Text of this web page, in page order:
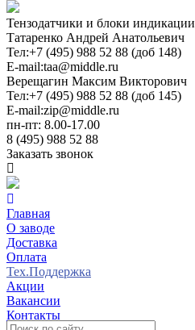
Тензодатчики и блоки индикации
Татаренко Андрей Анатольевич
Тел:+7 (495) 988 52 88 (доб 148)
E-mail:taa@middle.ru
Верещагин Максим Викторович
Тел:+7 (495) 988 52 88 (доб 145)
E-mail:zip@middle.ru
пн-пт: 8.00-17.00
8 (495) 988 52 88
Заказать звонок
Главная
О заводе
Доставка
Оплата
Тех.Поддержка
Акции
Вакансии
Контакты